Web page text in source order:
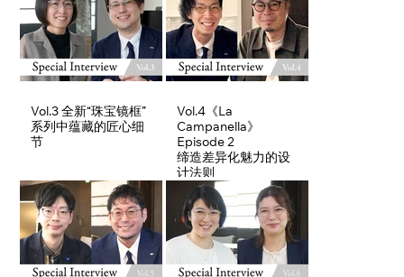
Vol.3 全新“珠宝镜框”
系列中蕴藏的匠心细
节
Vol.4《La
Campanella》
Episode 2
缔造差异化魅力的设
计法则